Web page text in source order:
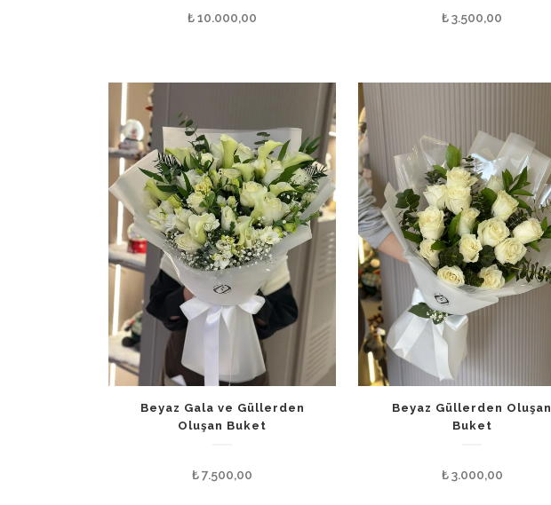
₺10.000,00 ₺3.500,00
Beyaz Gala ve Güllerden
Oluşan Buket
₺7.500,00
Beyaz Güllerden Oluşan
Buket
₺3.000,00